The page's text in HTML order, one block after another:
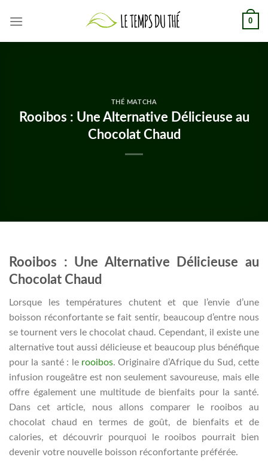
0
THÉ MATCHA
Rooibos : Une Alternative Délicieuse au
Chocolat Chaud
Rooibos : Une Alternative Délicieuse au
Chocolat Chaud
Lorsque les températures chutent et que l’envie d’une
boisson réconfortante se fait sentir, beaucoup d’entre nous
se tournent vers le chocolat chaud. Cependant, il existe une
alternative tout aussi délicieuse et beaucoup plus bénéfique
pour la santé : le rooibos. Originaire d’Afrique du Sud, cette
infusion rougeâtre est non seulement savoureuse, mais elle
offre également une multitude de bienfaits pour la santé.
Dans cet article, nous allons comparer le rooibos au
chocolat chaud en termes de goût, de bienfaits et de
calories, et découvrir pourquoi le rooibos pourrait bien
devenir votre nouvelle boisson réconfortante préférée.